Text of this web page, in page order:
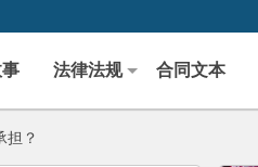
法律法规 合同文本
担？